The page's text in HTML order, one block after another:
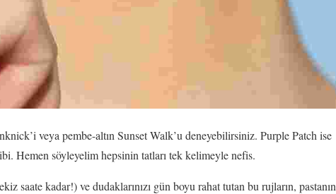
veya pembe-altın Sunset Walk’u deneyebilirsiniz. Purple Patch ise
Hemen söyleyelim hepsinin tatları tek kelimeyle nefis.
saate kadar!) ve dudaklarınızı gün boyu rahat tutan bu rujların, pastanın